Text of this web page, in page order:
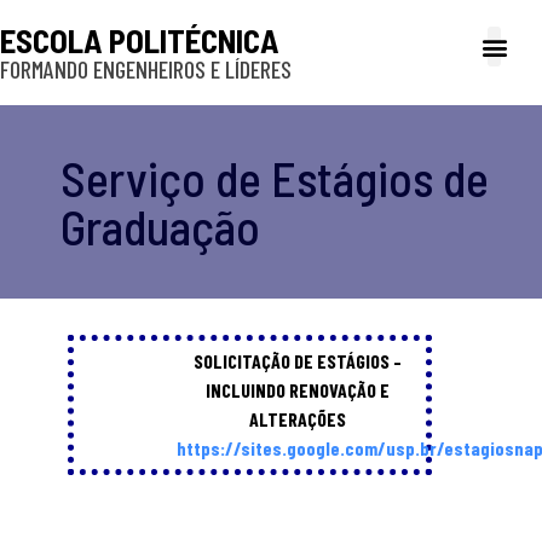
ESCOLA POLITÉCNICA
FORMANDO ENGENHEIROS E LÍDERES
Serviço de Estágios de
Graduação
SOLICITAÇÃO DE ESTÁGIOS –
INCLUINDO RENOVAÇÃO E
ALTERAÇÕES
https://sites.google.com/usp.br/